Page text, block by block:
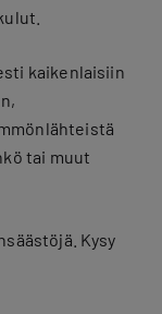
kaikenlaisiin
tai muut
Kysy